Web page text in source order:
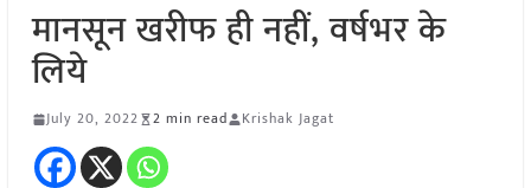
मानसून खरीफ ही नहीं, वर्षभर के
लिये
July 20, 2022 2 min read Krishak Jagat